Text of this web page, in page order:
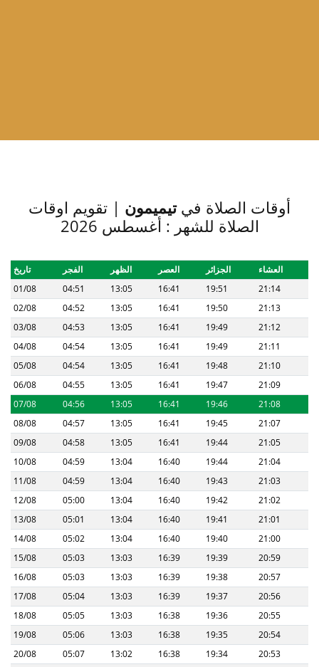
أوقات الصلاة فيتيميمون | تقويم اوقات
الصلاة للشهر : أغسطس 2026
تاريخ الفجر الظهر العصر الجزائر
العشاء
01/08
04:51 13:05 16:41 19:51
21:14
02/08
04:52 13:05 16:41 19:50
21:13
03/08
04:53 13:05 16:41 19:49
21:12
04/08
04:54 13:05 16:41 19:49
21:11
05/08
04:54 13:05 16:41 19:48
21:10
06/08
04:55 13:05 16:41 19:47
21:09
07/08
04:56 13:05 16:41 19:46
21:08
08/08
04:57 13:05 16:41 19:45
21:07
09/08
04:58 13:05 16:41 19:44
21:05
10/08
04:59 13:04 16:40 19:44
21:04
11/08
04:59 13:04 16:40 19:43
21:03
12/08
05:00 13:04 16:40 19:42
21:02
13/08
05:01 13:04 16:40 19:41
21:01
14/08
05:02 13:04 16:40 19:40
21:00
15/08
05:03 13:03 16:39 19:39
20:59
16/08
05:03 13:03 16:39 19:38
20:57
17/08
05:04 13:03 16:39 19:37
20:56
18/08
05:05 13:03 16:38 19:36
20:55
19/08
05:06 13:03 16:38 19:35
20:54
20/08
05:07 13:02 16:38 19:34
20:53